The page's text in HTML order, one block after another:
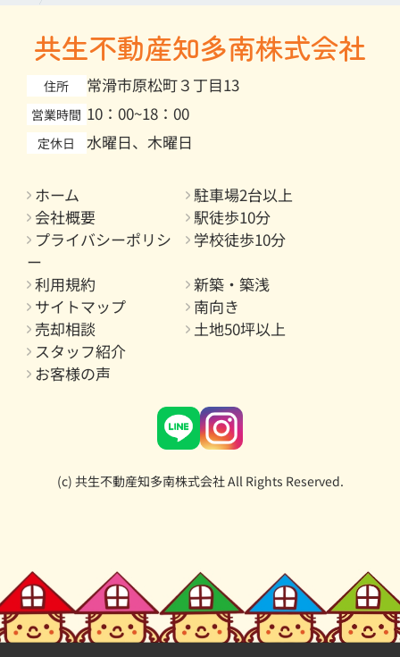
共生不動産知多南株式会社
住所 常滑市原松町３丁目13
営業時間 10：00~18：00
定休日 水曜日、木曜日
ホーム
駐車場2台以上
会社概要
駅徒歩10分
プライバシーポリシ
ー
学校徒歩10分
利用規約
新築・築浅
サイトマップ
南向き
売却相談
土地50坪以上
スタッフ紹介
お客様の声
(c) 共生不動産知多南株式会社 All Rights Reserved.